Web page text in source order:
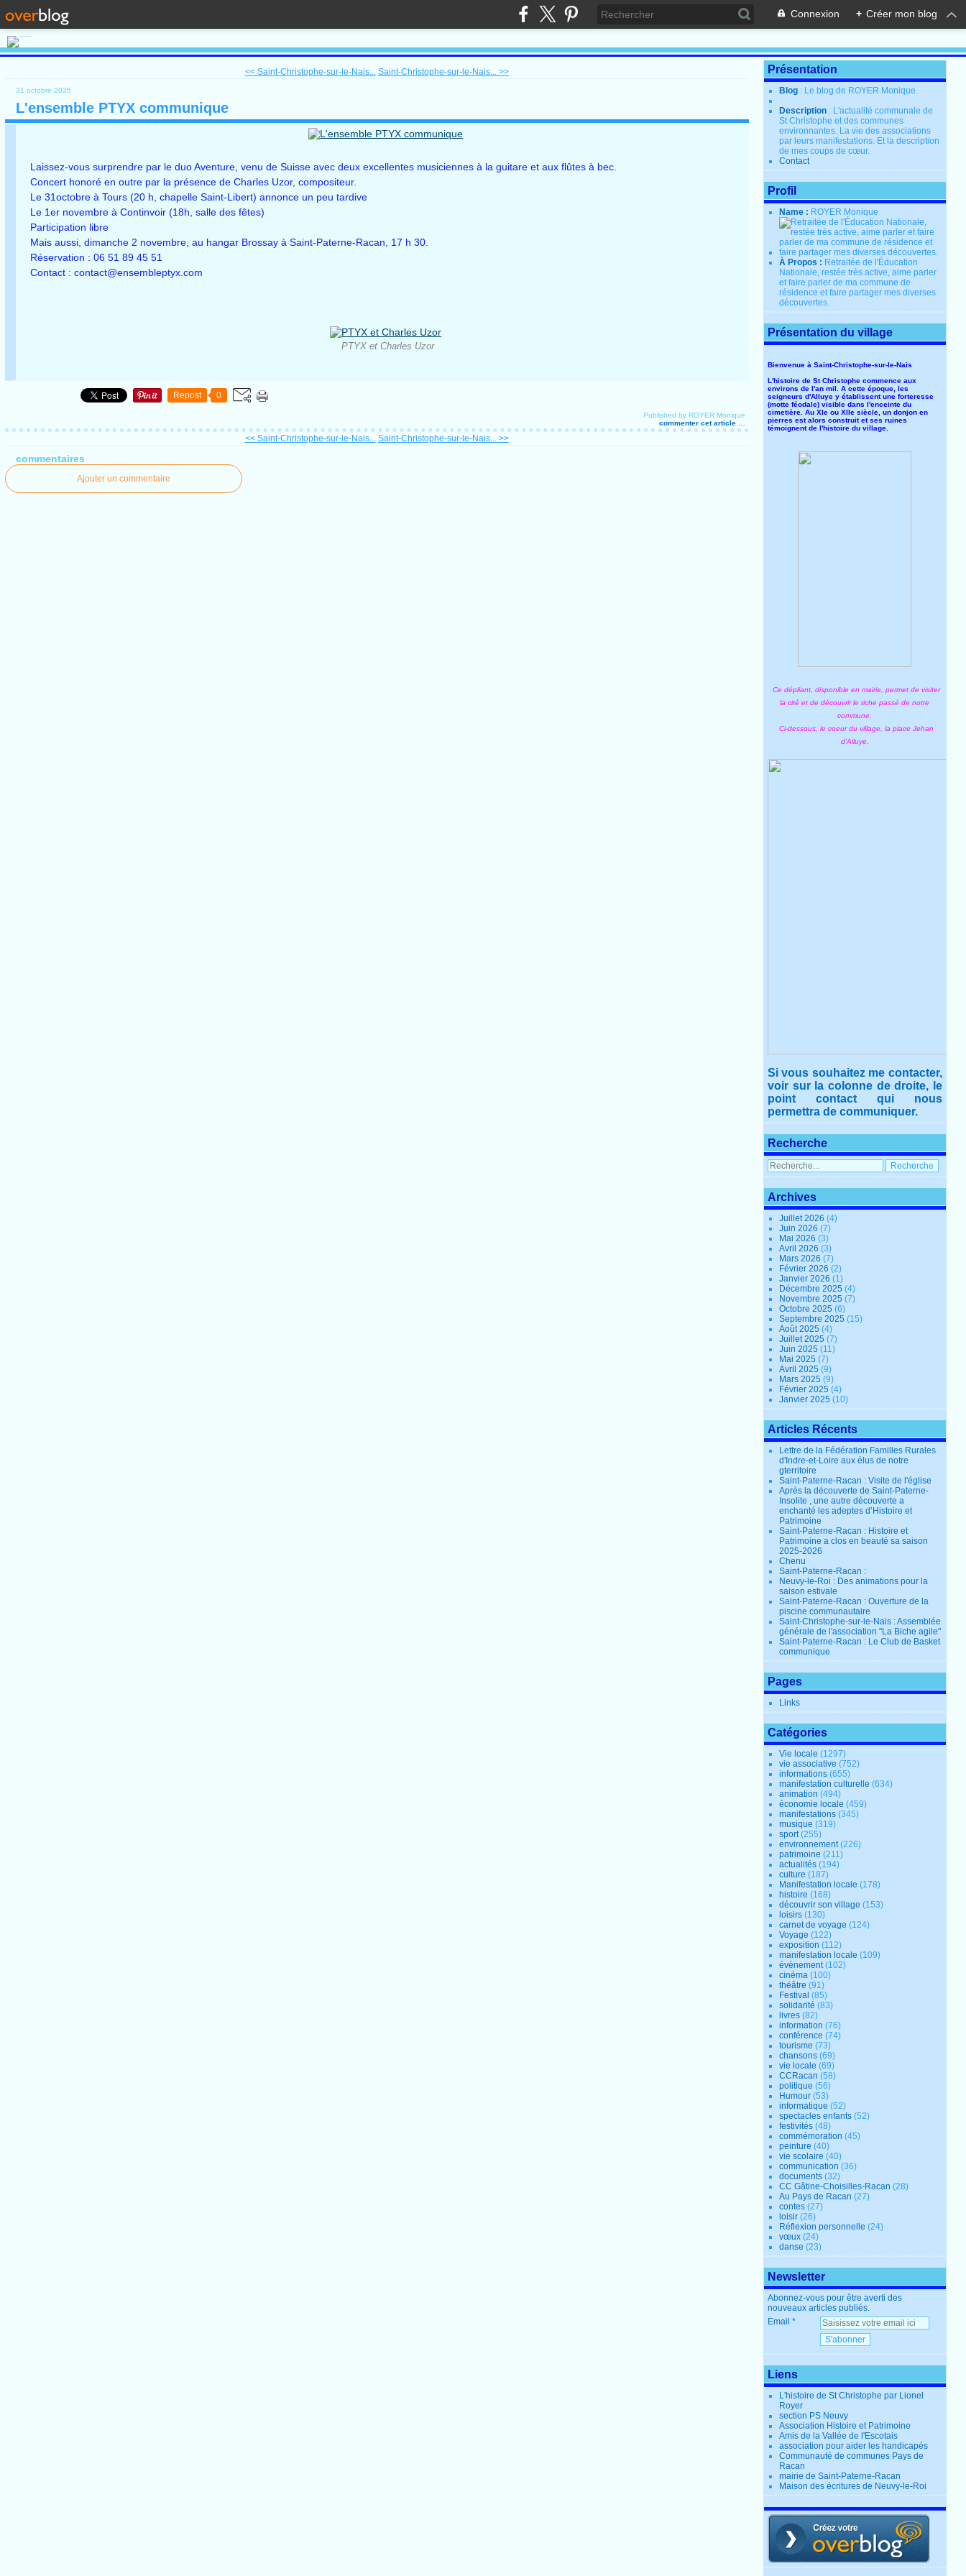
Connexion + Créer mon blog
<< Saint-Christophe-sur-le-Nais... Saint-Christophe-sur-le-Nais... >>
31 octobre 2025
L'ensemble PTYX communique
Laissez-vous surprendre par le duo Aventure, venu de Suisse avec deux excellentes musiciennes à la guitare et aux flûtes à bec.
Concert honoré en outre par la présence de Charles Uzor, compositeur.
Le 31octobre à Tours (20 h, chapelle Saint-Libert) annonce un peu tardive
Le 1er novembre à Continvoir (18h, salle des fêtes)
Participation libre
Mais aussi, dimanche 2 novembre, au hangar Brossay à Saint-Paterne-Racan, 17 h 30.
Réservation : 06 51 89 45 51
Contact : contact@ensembleptyx.com
PTYX et Charles Uzor
Repost 0
Published by ROYER Monique
commenter cet article
<< Saint-Christophe-sur-le-Nais... Saint-Christophe-sur-le-Nais... >>
commentaires
Ajouter un commentaire
Présentation
Blog : Le blog de ROYER Monique
Description : L'actualité communale de
St Christophe et des communes
environnantes. La vie des associations
par leurs manifestations. Et la description
de mes coups de cœur.
Contact
Profil
Name : ROYER Monique
À Propos : Retraitée de l'Éducation
Nationale, restée très active, aime parler
et faire parler de ma commune de
résidence et faire partager mes diverses
découvertes.
Présentation du village
Bienvenue à Saint-Christophe-sur-le-Nais
L'histoire de St Christophe commence aux
environs de l'an mil. A cette époque, les
seigneurs d'Alluye y établissent une forteresse
(motte féodale) visible dans l'enceinte du
cimetière. Au XIe ou XIIe siècle, un donjon en
pierres est alors construit et ses ruines
témoignent de l'histoire du village.
Ce dépliant, disponible en mairie, permet de visiter
la cité et de découvrir le riche passé de notre
commune.
Ci-dessous, le coeur du village, la place Jehan
d'Alluye.
Si vous souhaitez me contacter,
voir sur la colonne de droite, le
point contact qui nous
permettra de communiquer.
Recherche
Archives
Juillet 2026(4)
Juin 2026(7)
Mai 2026(3)
Avril 2026(3)
Mars 2026(7)
Février 2026(2)
Janvier 2026(1)
Décembre 2025(4)
Novembre 2025(7)
Octobre 2025(6)
Septembre 2025(15)
Août 2025(4)
Juillet 2025(7)
Juin 2025(11)
Mai 2025(7)
Avril 2025(9)
Mars 2025(9)
Février 2025(4)
Janvier 2025(10)
Articles Récents
Lettre de la Fédération Familles Rurales
d'Indre-et-Loire aux élus de notre
gterritoire
Saint-Paterne-Racan : Visite de l'église
Après la découverte de Saint-Paterne-
Insolite , une autre découverte a
enchanté les adeptes d’Histoire et
Patrimoine
Saint-Paterne-Racan : Histoire et
Patrimoine a clos en beauté sa saison
2025-2026
Chenu
Saint-Paterne-Racan :
Neuvy-le-Roi : Des animations pour la
saison estivale
Saint-Paterne-Racan : Ouverture de la
piscine communautaire
Saint-Christophe-sur-le-Nais : Assemblée
générale de l'association "La Biche agile"
Saint-Paterne-Racan : Le Club de Basket
communique
Pages
Links
Catégories
Vie locale (1297)
vie associative (752)
informations (655)
manifestation culturelle (634)
animation (494)
économie locale (459)
manifestations (345)
musique (319)
sport(255)
environnement(226)
patrimoine (211)
actualités (194)
culture (187)
Manifestation locale (178)
histoire (168)
découvrir son village (153)
loisirs (130)
carnet de voyage (124)
Voyage (122)
exposition (112)
manifestation locale (109)
évènement(102)
cinéma (100)
théâtre (91)
Festival (85)
solidarité (83)
livres (82)
information (76)
conférence (74)
tourisme (73)
chansons (69)
vie locale (69)
CCRacan (58)
politique (56)
Humour (53)
informatique (52)
spectacles enfants (52)
festivités (48)
commémoration (45)
peinture (40)
vie scolaire (40)
communication (36)
documents (32)
CC Gâtine-Choisilles-Racan (28)
Au Pays de Racan (27)
contes (27)
loisir (26)
Réflexion personnelle (24)
vœux (24)
danse (23)
Newsletter
Abonnez-vous pour être averti des
nouveaux articles publiés.
Email
Liens
L'histoire de St Christophe par Lionel
Royer
section PS Neuvy
Association Histoire et Patrimoine
Amis de la Vallée de l'Escotais
association pour aider les handicapés
Communauté de communes Pays de
Racan
mairie de Saint-Paterne-Racan
Maison des écritures de Neuvy-le-Roi